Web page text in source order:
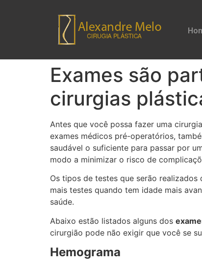
Exames são
cirurgias
Antes que você possa fazer uma
exames médicos pré-operatórios,
saudável o suficiente para passar por
modo a minimizar o risco de
Os tipos de testes que serão
mais testes quando tem idade mais
saúde.
Abaixo estão listados alguns dos
cirurgião pode não exigir que você se
Hemograma